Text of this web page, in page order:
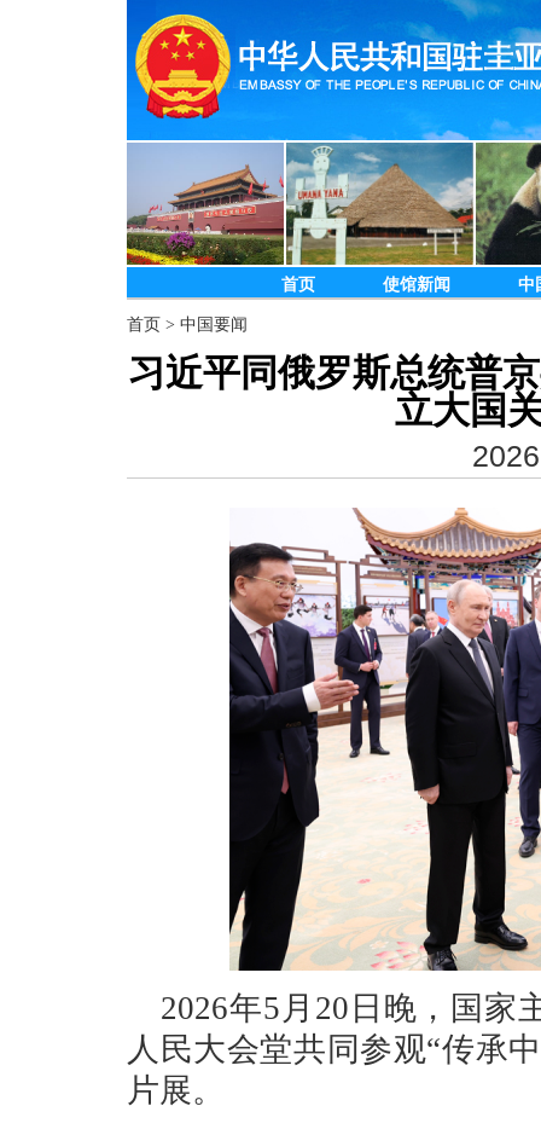
首页 使馆新闻 中
首页 > 中国要闻
习近平同俄罗斯总统普
立大国
2026年5月20日晚，国家
人民大会堂共同参观“传承
片展。